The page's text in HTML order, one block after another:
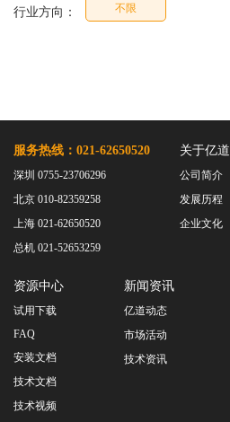
行业方向： 不限
服务热线：021-62650520
深圳 0755-23706296
北京 010-82359258
上海 021-62650520
总机 021-52653259
关于亿道
公司简介
发展历程
企业文化
资源中心
试用下载
FAQ
安装文档
技术文档
技术视频
新闻资讯
亿道动态
市场活动
技术资讯